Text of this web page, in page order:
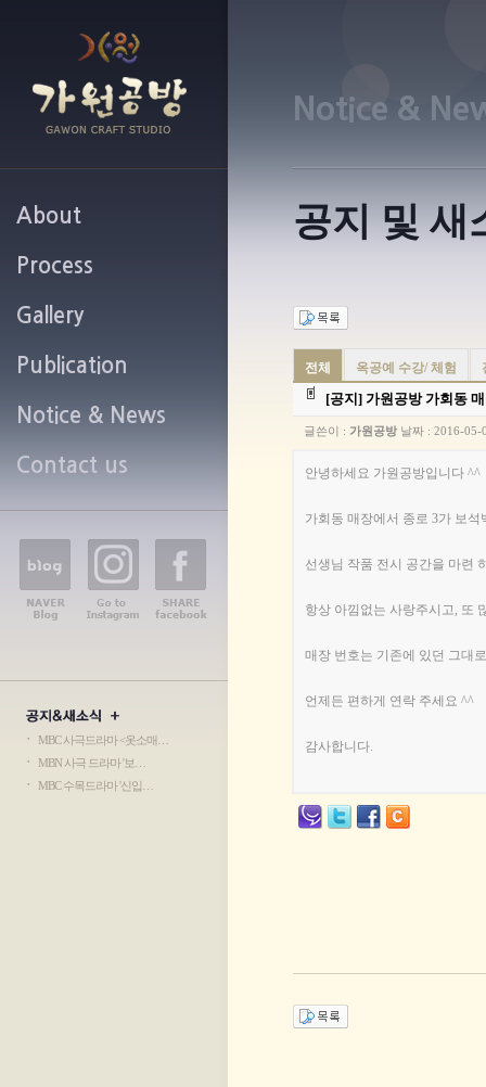
About
가원공방 소개
Process
작업과정 안내
Gallery
가원공방 갤러리
Publication
미디어 / 협찬
Notice & News
공지사항 및 새소식
Contact us
가원공방 오시는 길
ㆍ MBC 사극드라마 <옷소매…
ㆍ MBN 사극 드라마 '보…
ㆍ MBC 수목드라마 '신입…
Notice &
공지 및 새
전체 옥공예 수강/ 체험
[공지] 가원공방 가회동
글쓴이 : 가원공방 날짜 : 2016-05-
안녕하세요 가원공방입니다 ^^
가회동 매장에서 종로 3가 보
선생님 작품 전시 공간을 마련
항상 아낌없는 사랑주시고, 또
매장 번호는 기존에 있던 그대
언제든 편하게 연락 주세요 ^^
감사합니다.